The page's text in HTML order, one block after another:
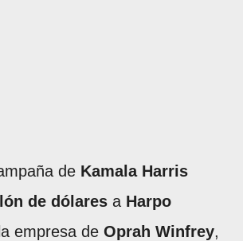
de Kamala Harris
de dólares a Harpo
empresa de Oprah Winfrey,